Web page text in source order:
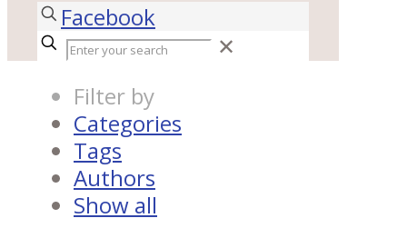
Facebook
✕
Filter by
Categories
Tags
Authors
Show all